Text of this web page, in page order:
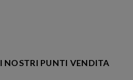
I NOSTRI PUNTI VENDITA